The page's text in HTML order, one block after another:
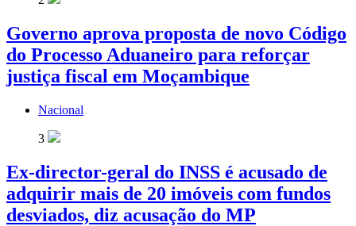
Governo aprova proposta de novo Código
do Processo Aduaneiro para reforçar
justiça fiscal em Moçambique
Nacional
3
Ex-director-geral do INSS é acusado de
adquirir mais de 20 imóveis com fundos
desviados, diz acusação do MP